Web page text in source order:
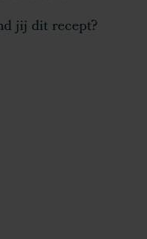
jij dit recept?